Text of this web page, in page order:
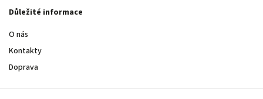
Důležité informace
O nás
Kontakty
Doprava